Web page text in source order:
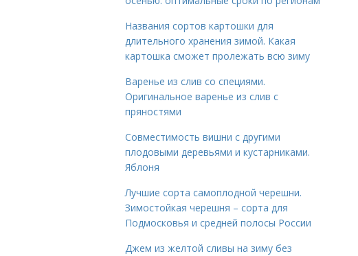
Названия сортов картошки для
длительного хранения зимой. Какая
картошка сможет пролежать всю зиму
Варенье из слив со специями.
Оригинальное варенье из слив с
пряностями
Совместимость вишни с другими
плодовыми деревьями и кустарниками.
Яблоня
Лучшие сорта самоплодной черешни.
Зимостойкая черешня – сорта для
Подмосковья и средней полосы России
Джем из желтой сливы на зиму без